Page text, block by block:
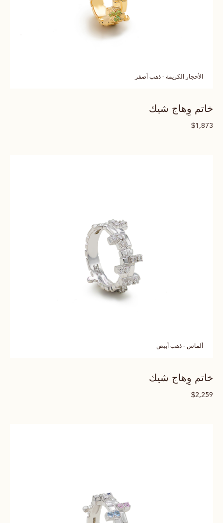
الأحجار الكريمة - ذهب أصفر
خاتم وِهاج شيك
$1,873
ألماس - ذهب أبيض
خاتم وِهاج شيك
$2,259